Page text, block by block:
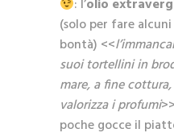
: l’olio
(solo per fare
bontà) <<
suoi tortellini in
mare, a fine
valorizza i profumi
poche gocce il